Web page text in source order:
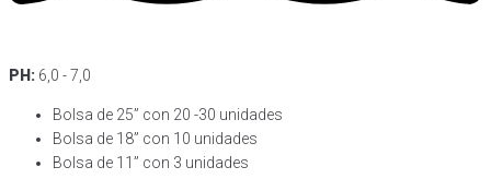
PH: 6,0 - 7,0
Bolsa de 25” con 20 -30 unidades
Bolsa de 18” con 10 unidades
Bolsa de 11” con 3 unidades